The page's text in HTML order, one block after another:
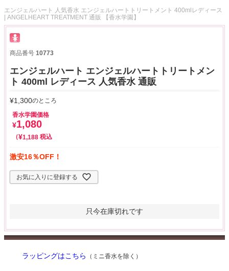
エンジェルハート 人気香水 エンジェルハートトリートメント 400mlレディース
| ANGELHEART TREATMENT 通販 【香水学園】
商品番号 10773
エンジェルハート エンジェルハートトリートメン
ト 400ml レディース 人気香水 通販
¥1,300のところ
香水学園価格
¥1,080
¥1,188 税込
激安16％OFF！
お気に入りに登録する
只今在庫切れです
ラッピングはこちら （ミニ香水を除く）